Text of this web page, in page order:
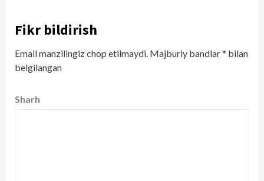
Fikr bildirish
Email manzilingiz chop etilmaydi. Majburiy bandlar* bilan
belgilangan
Sharh